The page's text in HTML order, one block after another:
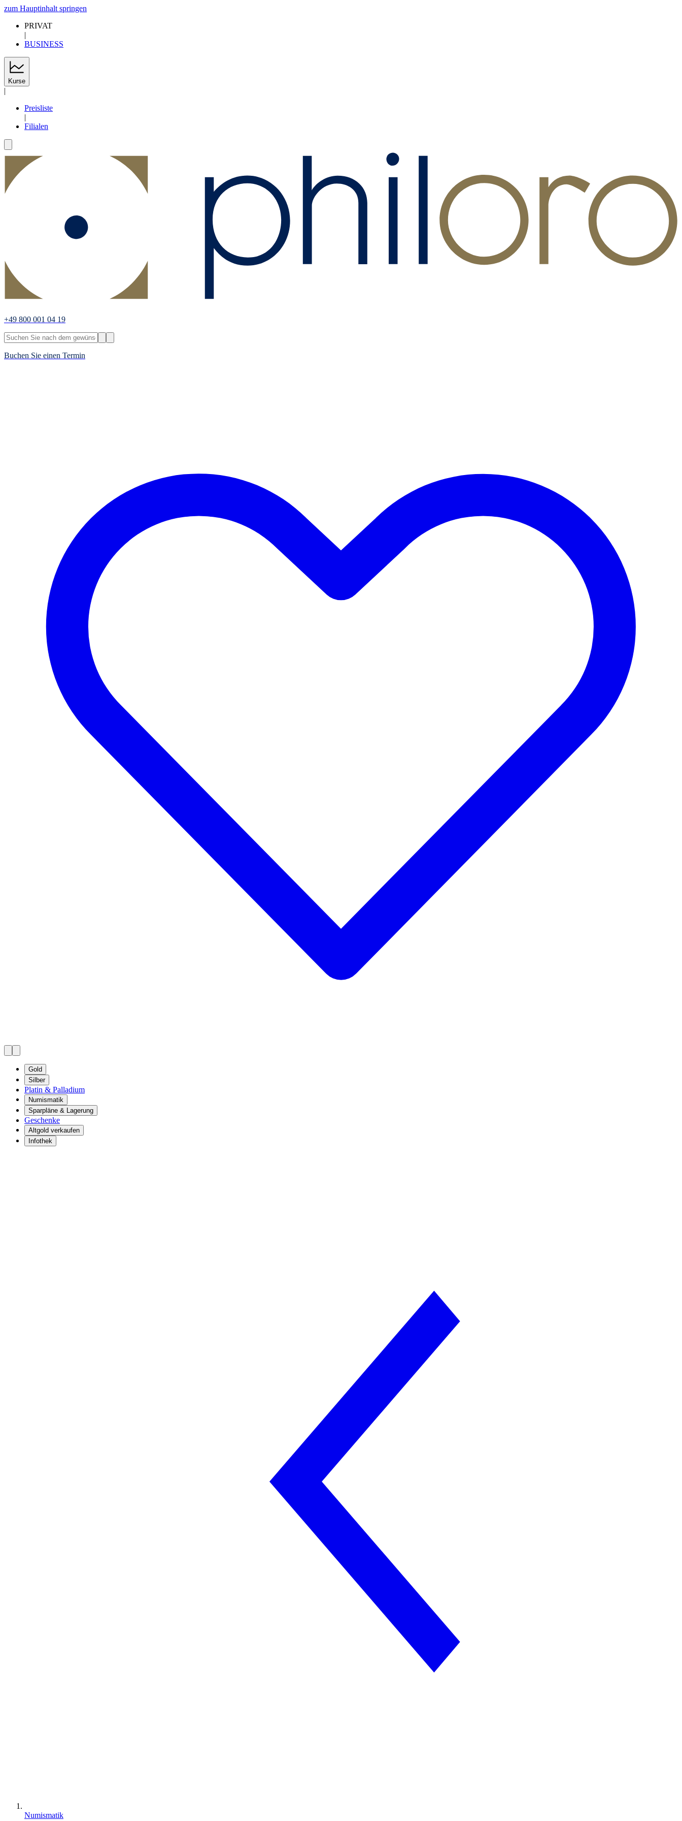
zum Hauptinhalt springen
PRIVAT
|
BUSINESS
Kurse
|
Preisliste
|
Filialen
+49 800 001 04 19
Buchen Sie einen Termin
Gold
Silber
Platin & Palladium
Numismatik
Sparpläne & Lagerung
Geschenke
Altgold verkaufen
Infothek
Numismatik